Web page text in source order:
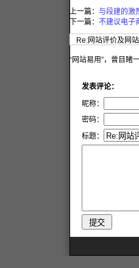
上一篇： 与段建的激
下一篇： 不建议电子
Re:网站评价及网
“网站易用”，曾目睹
发表评论：
昵称：
密码：
标题：